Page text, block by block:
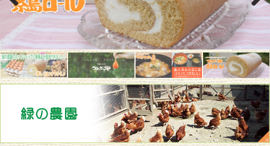
Previous Next